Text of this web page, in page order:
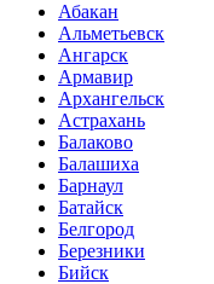
Абакан
Альметьевск
Ангарск
Армавир
Архангельск
Астрахань
Балаково
Балашиха
Барнаул
Батайск
Белгород
Березники
Бийск